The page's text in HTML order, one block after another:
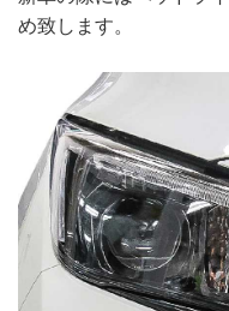
め致します。